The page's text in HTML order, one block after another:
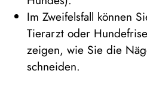
Im Zweifelsfall können
Tierarzt oder
zeigen, wie Sie die
schneiden.